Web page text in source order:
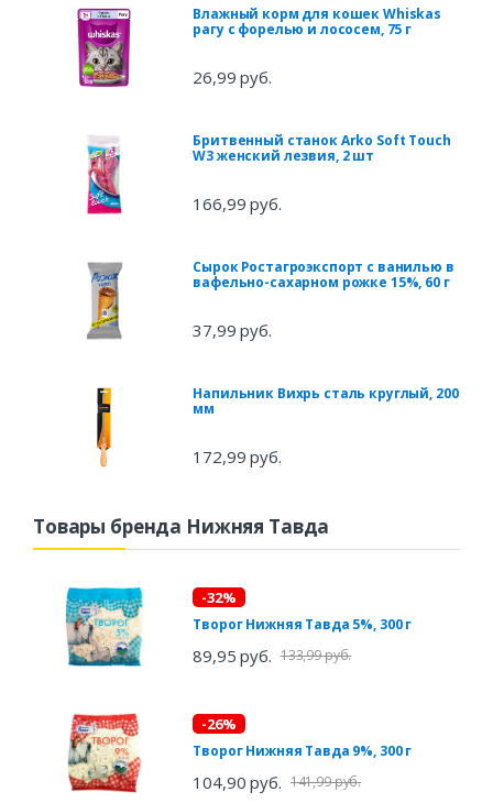
Влажный корм для кошек Whiskas
рагу с форелью и лососем, 75 г
26,99 руб.
Бритвенный станок Arko Soft Touch
W3 женский лезвия, 2 шт
166,99 руб.
Сырок Ростагроэкспорт с ванилью в
вафельно-сахарном рожке 15%, 60 г
37,99 руб.
Напильник Вихрь сталь круглый, 200
мм
172,99 руб.
Товары бренда Нижняя Тавда
-32%
Творог Нижняя Тавда 5%, 300 г
89,95 руб. 133,99 руб.
-26%
Творог Нижняя Тавда 9%, 300 г
104,90 руб. 141,99 руб.